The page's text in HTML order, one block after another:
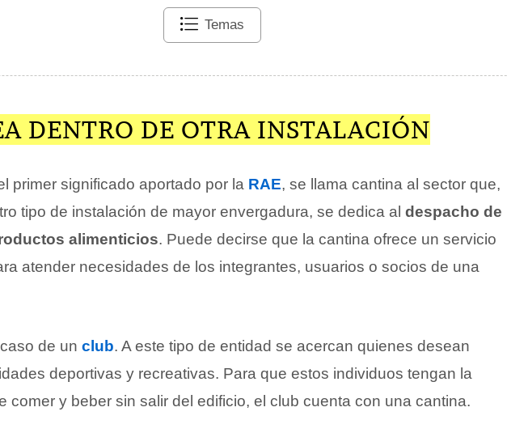
Temas
DENTRO DE OTRA INSTALACIÓN
primer significado aportado por la RAE, se llama cantina al sector que,
tipo de instalación de mayor envergadura, se dedica al despacho de
alimenticios. Puede decirse que la cantina ofrece un servicio
atender necesidades de los integrantes, usuarios o socios de una
de un club. A este tipo de entidad se acercan quienes desean
deportivas y recreativas. Para que estos individuos tengan la
comer y beber sin salir del edificio, el club cuenta con una cantina.